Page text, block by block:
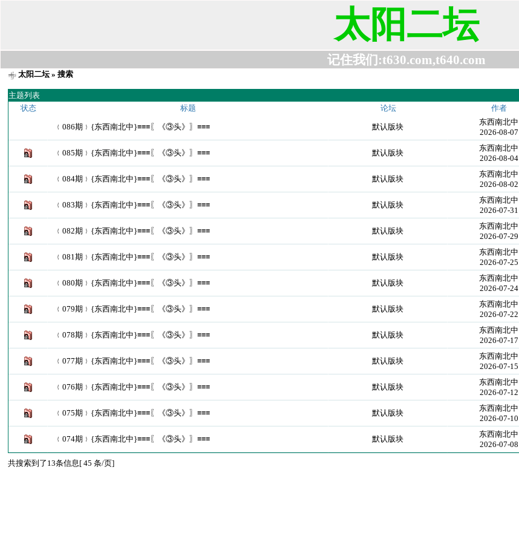
太阳二坛
记住我们:t630.com,t640.com
太阳二坛» 搜索
主题列表
状态
标题 论坛 作者
﹛086期﹜{东西南北中}≡≡≡〖《③头》〗≡≡≡ 默认版块
东西南北中
2026-08-07
﹛085期﹜{东西南北中}≡≡≡〖《③头》〗≡≡≡ 默认版块
东西南北中
2026-08-04
﹛084期﹜{东西南北中}≡≡≡〖《③头》〗≡≡≡ 默认版块
东西南北中
2026-08-02
﹛083期﹜{东西南北中}≡≡≡〖《③头》〗≡≡≡ 默认版块
东西南北中
2026-07-31
﹛082期﹜{东西南北中}≡≡≡〖《③头》〗≡≡≡ 默认版块
东西南北中
2026-07-29
﹛081期﹜{东西南北中}≡≡≡〖《③头》〗≡≡≡ 默认版块
东西南北中
2026-07-25
﹛080期﹜{东西南北中}≡≡≡〖《③头》〗≡≡≡ 默认版块
东西南北中
2026-07-24
﹛079期﹜{东西南北中}≡≡≡〖《③头》〗≡≡≡ 默认版块
东西南北中
2026-07-22
﹛078期﹜{东西南北中}≡≡≡〖《③头》〗≡≡≡ 默认版块
东西南北中
2026-07-17
﹛077期﹜{东西南北中}≡≡≡〖《③头》〗≡≡≡ 默认版块
东西南北中
2026-07-15
﹛076期﹜{东西南北中}≡≡≡〖《③头》〗≡≡≡ 默认版块
东西南北中
2026-07-12
﹛075期﹜{东西南北中}≡≡≡〖《③头》〗≡≡≡ 默认版块
东西南北中
2026-07-10
﹛074期﹜{东西南北中}≡≡≡〖《③头》〗≡≡≡ 默认版块
东西南北中
2026-07-08
共搜索到了13条信息[ 45 条/页]